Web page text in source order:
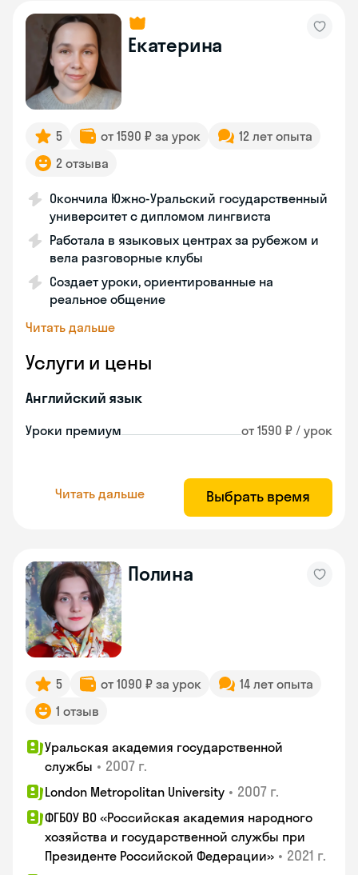
Екатерина
5 от 1590 ₽ за урок
12 лет опыта
2 отзыва
Окончила Южно-Уральский государственный
университет с дипломом лингвиста
Работала в языковых центрах за рубежом и
вела разговорные клубы
Создает уроки, ориентированные на
реальное общение
Читать дальше
Услуги и цены
Английский язык
Уроки премиум от 1590 ₽ / урок
Читать дальше Выбрать время
Полина
5 от 1090 ₽ за урок
14 лет опыта
1 отзыв
Уральская академия государственной
службы • 2007 г.
London Metropolitan University • 2007 г.
ФГБОУ ВО «Российская академия народного
хозяйства и государственной службы при
Президенте Российской Федерации» • 2021 г.